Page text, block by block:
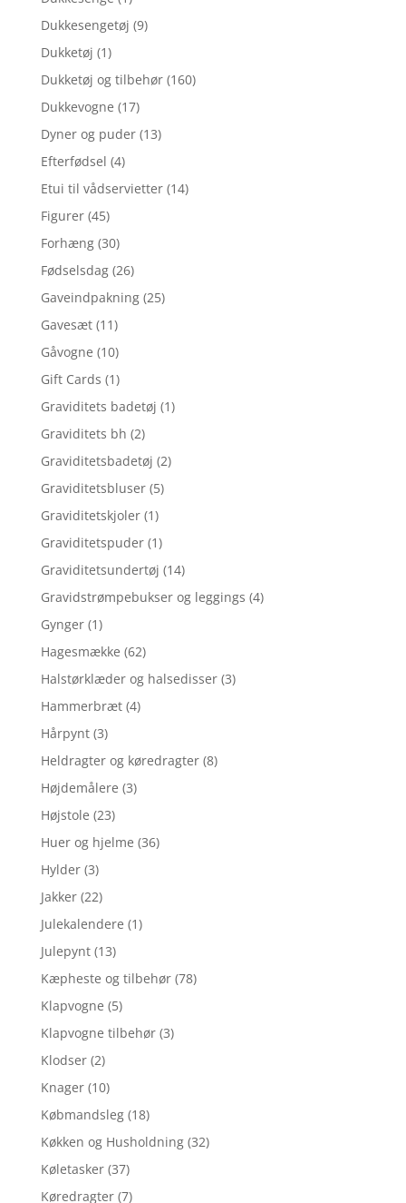
Dukkesengetøj (9)
Dukketøj (1)
Dukketøj og tilbehør (160)
Dukkevogne (17)
Dyner og puder (13)
Efterfødsel (4)
Etui til vådservietter (14)
Figurer (45)
Forhæng (30)
Fødselsdag (26)
Gaveindpakning (25)
Gavesæt (11)
Gåvogne (10)
Gift Cards (1)
Graviditets badetøj (1)
Graviditets bh (2)
Graviditetsbadetøj (2)
Graviditetsbluser (5)
Graviditetskjoler (1)
Graviditetspuder (1)
Graviditetsundertøj (14)
Gravidstrømpebukser og leggings (4)
Gynger (1)
Hagesmække (62)
Halstørklæder og halsedisser (3)
Hammerbræt (4)
Hårpynt (3)
Heldragter og køredragter (8)
Højdemålere (3)
Højstole (23)
Huer og hjelme (36)
Hylder (3)
Jakker (22)
Julekalendere (1)
Julepynt (13)
Kæpheste og tilbehør (78)
Klapvogne (5)
Klapvogne tilbehør (3)
Klodser (2)
Knager (10)
Købmandsleg (18)
Køkken og Husholdning (32)
Køletasker (37)
Køredragter (7)